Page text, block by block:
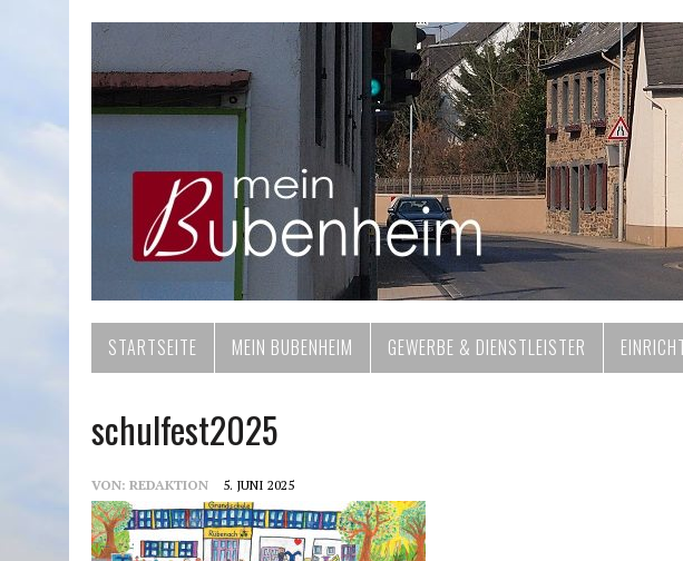
STARTSEITE MEIN BUBENHEIM GEWERBE & DIENSTLEISTER
schulfest2025
VON: REDAKTION 5. JUNI 2025